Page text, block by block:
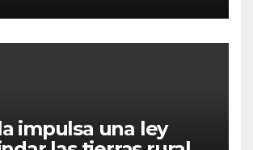
impulsa una ley